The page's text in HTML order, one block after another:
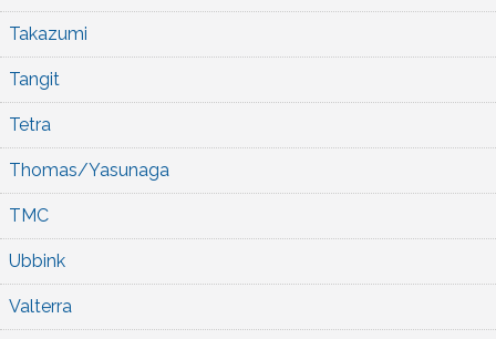
Takazumi
Tangit
Tetra
Thomas/Yasunaga
TMC
Ubbink
Valterra